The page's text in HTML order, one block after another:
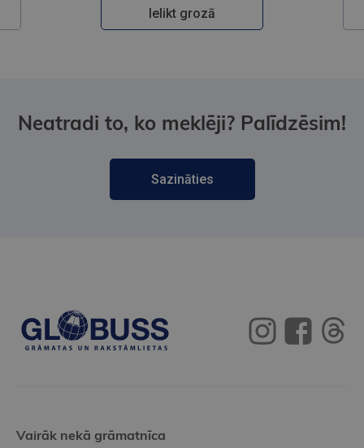
Ielikt grozā
Neatradi to, ko meklēji? Palīdzēsim!
Sazināties
Vairāk nekā grāmatnīca